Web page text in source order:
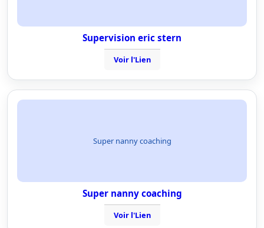
Supervision eric stern
Voir l'Lien
Super nanny coaching
Super nanny coaching
Voir l'Lien